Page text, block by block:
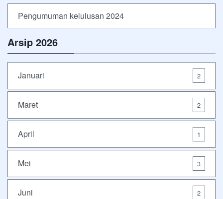
Pengumuman kelulusan 2024
Arsip 2026
Januari 2
Maret 2
April 1
Mei 3
Juni 2